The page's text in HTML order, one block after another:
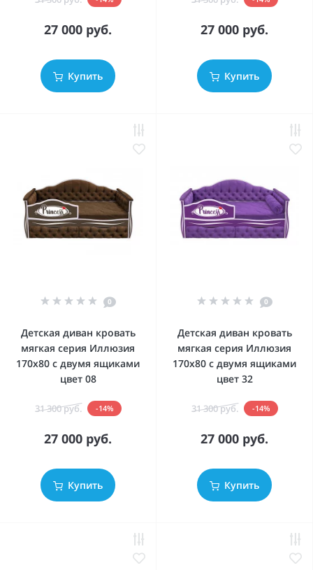
27 000 руб.
Купить
27 000 руб.
Купить
0
Детская диван кровать
мягкая серия Иллюзия
170x80 с двумя ящиками
цвет 08
31 300 руб. -14%
27 000 руб.
Купить
0
Детская диван кровать
мягкая серия Иллюзия
170x80 с двумя ящиками
цвет 32
31 300 руб. -14%
27 000 руб.
Купить